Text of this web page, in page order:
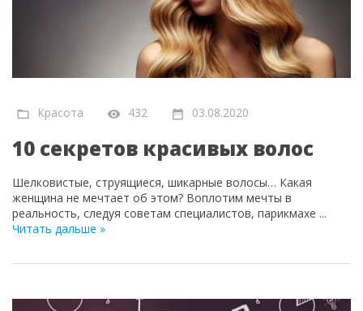
Красота 432 03.08.2020
10 секретов красивых волос
Шелковистые, струящиеся, шикарные волосы… Какая
женщина не мечтает об этом? Воплотим мечты в
реальность, следуя советам специалистов, парикмахе ...
Читать дальше »